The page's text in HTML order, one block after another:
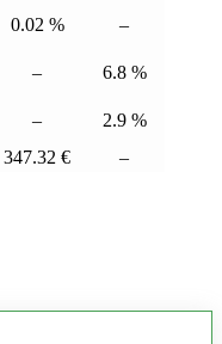
0.02 %
–
–
6.8 %
–
2.9 %
347.32 € –